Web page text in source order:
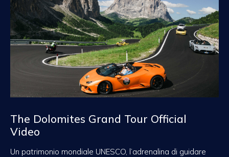
The Dolomites Grand Tour Official
Video
Un patrimonio mondiale UNESCO, l’adrenalina di guidare